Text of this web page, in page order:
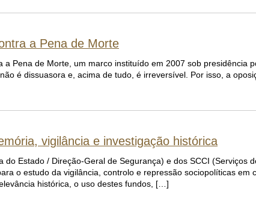
a Pena de Morte
Pena de Morte, um marco instituído em 2007 sob presidência
é dissuasora e, acima de tudo, é irreversível. Por isso, a
vigilância e investigação histórica
Estado / Direção-Geral de Segurança) e dos SCCI (Serviços
o estudo da vigilância, controlo e repressão sociopolíticas em
histórica, o uso destes fundos, […]